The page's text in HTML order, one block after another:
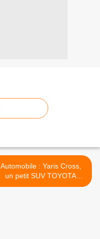
Automobile : Yaris Cross,
un petit SUV TOYOTA
bientôt sur les routes >